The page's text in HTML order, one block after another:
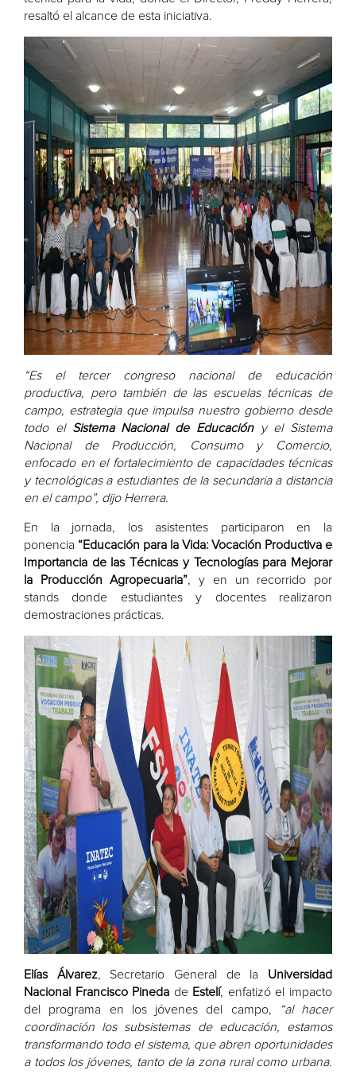
resaltó el alcance de esta iniciativa.
“Es el tercer congreso nacional de educación
productiva, pero también de las escuelas técnicas de
campo, estrategia que impulsa nuestro gobierno desde
todo el Sistema Nacional de Educación
y el Sistema
Nacional de Producción, Consumo y Comercio,
enfocado en el fortalecimiento de capacidades técnicas
y tecnológicas a estudiantes de la secundaria a distancia
en el campo”, dijo Herrera.
En la jornada, los asistentes participaron en la
ponencia “Educación para la Vida: Vocación Productiva e
Importancia de las Técnicas y Tecnologías para Mejorar
la Producción Agropecuaria”, y en un recorrido por
stands donde estudiantes y docentes realizaron
demostraciones prácticas.
Elías Álvarez, Secretario General de la Universidad
Nacional Francisco Pineda de Estelí, enfatizó el impacto
del programa en los jóvenes del campo,
“al hacer
coordinación los subsistemas de educación, estamos
transformando todo el sistema, que abren oportunidades
a todos los jóvenes, tanto de la zona rural como urbana.